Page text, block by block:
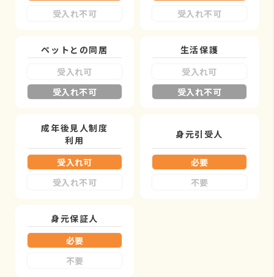
受入れ不可
受入れ不可
ペットとの同居
受入れ可
受入れ不可
生活保護
受入れ可
受入れ不可
成年後見人制度
利用
受入れ可
受入れ不可
身元引受人
必要
不要
身元保証人
必要
不要